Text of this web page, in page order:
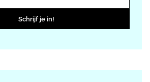
Schrijf je in!